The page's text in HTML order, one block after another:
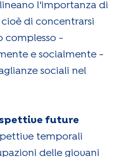
l'importanza di
di concentrarsi
complesso -
e socialmente -
sociali nel
future
temporali
delle giovani